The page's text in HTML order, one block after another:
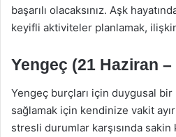
başarılı olacaksınız. Aşk
keyifli aktiviteler planlamak,
Yengeç (21 Haziran –
Yengeç burçları için duygusal
sağlamak için kendinize vakit
stresli durumlar karşısında sakin